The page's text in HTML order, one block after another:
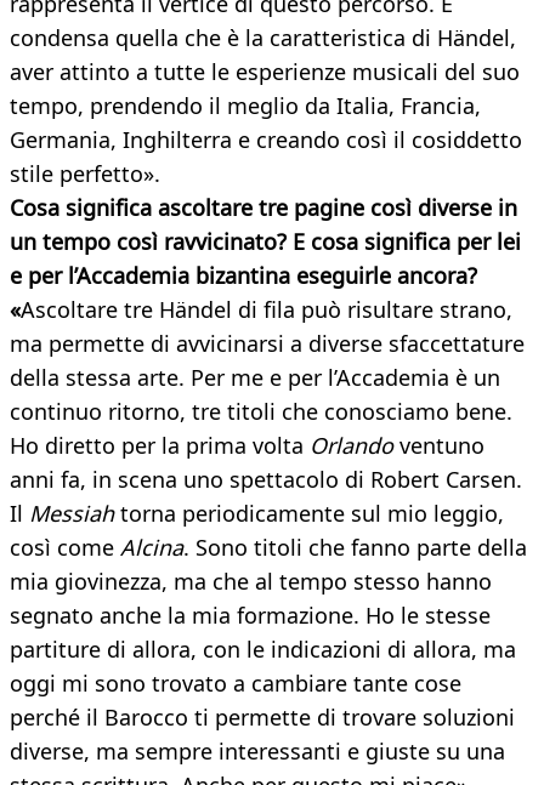
condensa quella che è la caratteristica di Händel,
aver attinto a tutte le esperienze musicali del suo
tempo, prendendo il meglio da Italia, Francia,
Germania, Inghilterra e creando così il cosiddetto
stile perfetto».
Cosa significa ascoltare tre pagine così diverse in
un tempo così ravvicinato? E cosa significa per lei
e per l’Accademia bizantina eseguirle ancora?
«Ascoltare tre Händel di fila può risultare strano,
ma permette di avvicinarsi a diverse sfaccettature
della stessa arte. Per me e per l’Accademia è un
continuo ritorno, tre titoli che conosciamo bene.
Ho diretto per la prima volta Orlandoventuno
anni fa, in scena uno spettacolo di Robert Carsen.
Il Messiahtorna periodicamente sul mio leggio,
così come Alcina. Sono titoli che fanno parte della
mia giovinezza, ma che al tempo stesso hanno
segnato anche la mia formazione. Ho le stesse
partiture di allora, con le indicazioni di allora, ma
oggi mi sono trovato a cambiare tante cose
perché il Barocco ti permette di trovare soluzioni
diverse, ma sempre interessanti e giuste su una